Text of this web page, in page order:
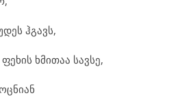
დეს ჰგავს,
ფეხის ხმითაა სავსე,
ნიან